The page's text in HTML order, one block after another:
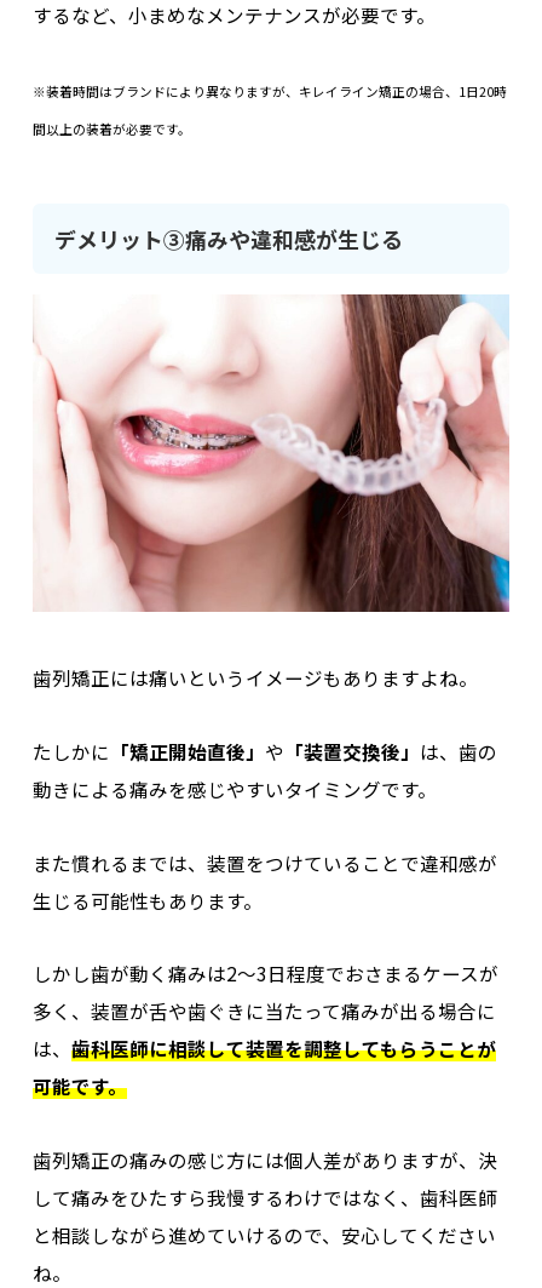
するなど、小まめなメンテナンスが必要です。
※装着時間はブランドにより異なりますが、キレイライン矯正の場合、1日20時
間以上の装着が必要です。
デメリット③痛みや違和感が生じる
歯列矯正には痛いというイメージもありますよね。
たしかに 「矯正開始直後」 や 「装置交換後」 は、歯の
動きによる痛みを感じやすいタイミングです。
また慣れるまでは、装置をつけていることで違和感が
生じる可能性もあります。
しかし歯が動く痛みは2～3日程度でおさまるケースが
多く、装置が舌や歯ぐきに当たって痛みが出る場合に
は、歯科医師に相談して装置を調整してもらうことが
可能です。
歯列矯正の痛みの感じ方には個人差がありますが、決
して痛みをひたすら我慢するわけではなく、歯科医師
と相談しながら進めていけるので、安心してください
ね。